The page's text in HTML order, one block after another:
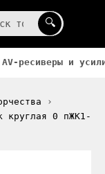
🔍
AV-ресиверы и
круглая 0 пЖК1-